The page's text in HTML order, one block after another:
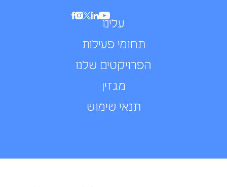
עלינו
תחומי פעילות
הפרויקטים שלנו
מגזין
תנאי שימוש